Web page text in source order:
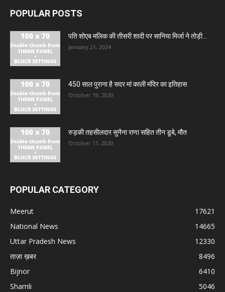
POPULAR POSTS
पति शोएब मलिक की तीसरी शादी पर सानिया मिर्जा ने तोड़ी...
January 21, 2024
450 साल पुराना है सदर मां काली मंदिर का इतिहास
October 19, 2020
रुड़की तहसीलदार सुनैना राणा सहित तीन डूबे, मौत
October 11, 2020
POPULAR CATEGORY
Meerut
17621
National News
14665
Uttar Pradesh News
12330
ताज़ा ख़बर
8496
Bijnor
6410
Shamli
5046